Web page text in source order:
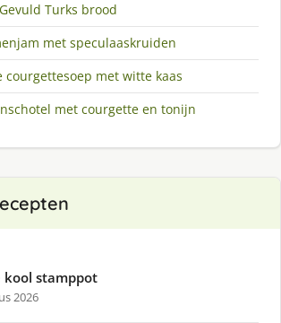
Gevuld Turks brood
met speculaaskruiden
courgettesoep met witte kaas
met courgette en tonijn
kool stamppot
2026